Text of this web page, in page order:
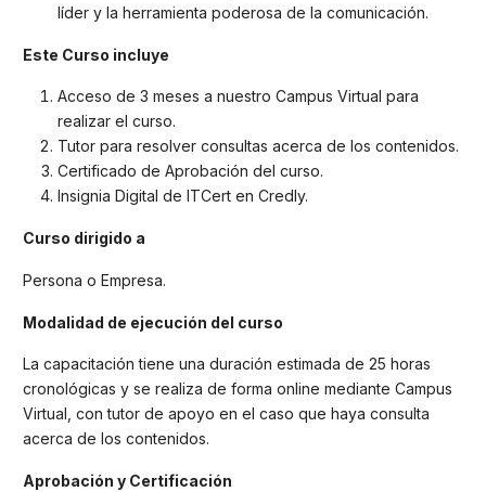
líder y la herramienta poderosa de la comunicación.
Este Curso incluye
Acceso de 3 meses a nuestro Campus Virtual para
realizar el curso.
Tutor para resolver consultas acerca de los contenidos.
Certificado de Aprobación del curso.
Insignia Digital de ITCert en Credly.
Curso dirigido a
Persona o Empresa.
Modalidad de ejecución del curso
La capacitación tiene una duración estimada de 25 horas
cronológicas y se realiza de forma online mediante Campus
Virtual, con tutor de apoyo en el caso que haya consulta
acerca de los contenidos.
Aprobación y Certificación